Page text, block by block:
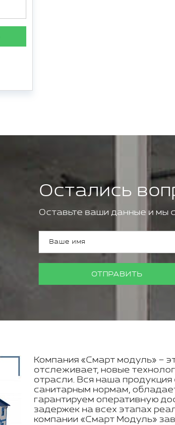
Остались
Оставьте ваши данные и мы
ОТПРАВИТЬ
Компания «Смарт модуль» –
отслеживает, новые
отрасли. Вся наша
санитарным нормам,
гарантируем оперативную
задержек на всех этапах
компании «Смарт Модуль»